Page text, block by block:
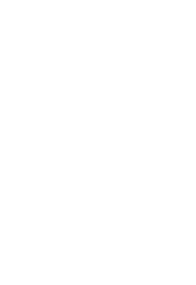
Vente du jeudi de 16h00 à 19h00 à